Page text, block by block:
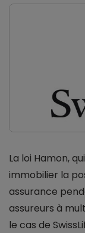
La loi Hamon,
immobilier la
assurance
assureurs à
le cas de